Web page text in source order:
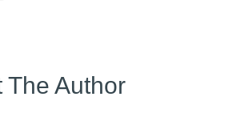
The Author